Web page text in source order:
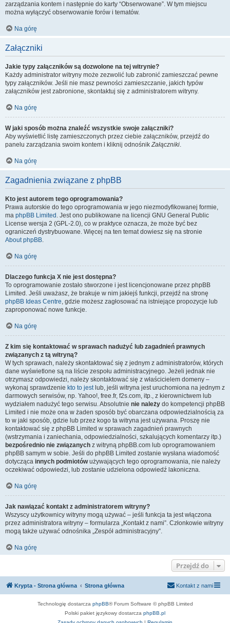
zarządzania kontem i następnie do karty “Obserwowane”. W tym miejscu
można wyłączyć obserwowanie forów i tematów.
Na górę
Załączniki
Jakie typy załączników są dozwolone na tej witrynie?
Każdy administrator witryny może zezwolić lub zabronić zamieszczać pewne
typy załączników. Jeśli nie masz pewności zamieszczanie, jakich typów
załączników jest zabronione, skontaktuj się z administratorem witryny.
Na górę
W jaki sposób można znaleźć wszystkie swoje załączniki?
Aby wyświetlić listę zamieszczonych przez ciebie załączników, przejdź do
panelu zarządzania swoim kontem i kliknij odnośnikZałączniki.
Na górę
Zagadnienia związane z phpBB
Kto jest autorem tego oprogramowania?
Prawa autorskie do tego oprogramowania w jego niezmodyfikowanej formie,
ma phpBB Limited . Jest ono publikowane na licencji GNU General Public
License wersja 2 (GPL-2.0), co w praktyce oznacza, że może być bez
ograniczeń dystrybuowane. Więcej na ten temat dowiesz się na stronie
About phpBB.
Na górę
Dlaczego funkcja X nie jest dostępna?
To oprogramowanie zostało stworzone i jest licencjonowane przez phpBB
Limited. Jeśli uważasz, że brakuje w nim jakiejś funkcji, przejdź na stronę
phpBB Ideas Centre, gdzie możesz zagłosować na istniejące propozycje lub
zaproponować nowe funkcje.
Na górę
Z kim się kontaktować w sprawach nadużyć lub zagadnień prawnych
związanych z tą witryną?
W tych sprawach, należy skontaktować się z jednym z administratorów, których
dane wyświetlone są na liście zespołu administracyjnego. Jeżeli jednak nie
otrzymasz odpowiedzi, należy skontaktować się z właścicielem domeny –
wykonaj sprawdzenie kto to jestlub, jeśli witryna jest uruchomiona na jednym z
darmowych serwisów, np. Yahoo!, free.fr, f2s.com, itp., z kierownictwem lub
wydziałem nadużyć tego serwisu. Absolutnie nie należy do kompetencji phpBB
Limited i nie może ona w żaden sposób być obarczana odpowiedzialnością za
to w jaki sposób, gdzie lub przez kogo ta witryna jest używana. Proszę nie
kontaktować się z phpBB Limited w sprawach zagadnień prawnych
(wstrzymania i zaniechania, odpowiedzialności, szkalujących komentarzy itp.)
bezpośrednio nie związanych z witryną phpBB.com lub oprogramowaniem
phpBB samym w sobie. Jeśli do phpBB Limited zostanie wysłana wiadomość
dotycząca innych podmiotówużywających tego oprogramowania, nie należy
oczekiwać odpowiedzi, lub zostanie udzielona odpowiedź lakoniczna.
Na górę
Jak nawiązać kontakt z administratorem witryny?
Wszyscy użytkownicy witryny mogą używać – jeśli funkcja ta jest włączona
przez administratora witryny – formularza „Kontakt z nami”. Członkowie witryny
mogą także używać odnośnika „Zespół administracyjny”.
Na górę
Przejdź do
Krypta - Strona główna Strona główna Kontakt z nami
Technologię dostarcza phpBB® Forum Software © phpBB Limited
Polski pakiet językowy dostarcza phpBB.pl